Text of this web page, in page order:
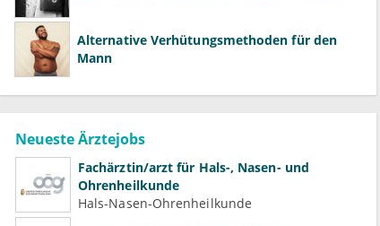
Alternative Verhütungsmethoden für den
Mann
Neueste Ärztejobs
Fachärztin/arzt für Hals-, Nasen- und
Ohrenheilkunde
Hals-Nasen-Ohrenheilkunde